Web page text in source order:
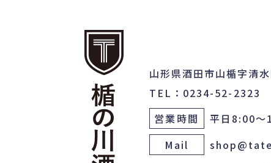
山形県酒田市山楯字清
TEL：0234-52-2323
営業時間
平日8:00～
Mail